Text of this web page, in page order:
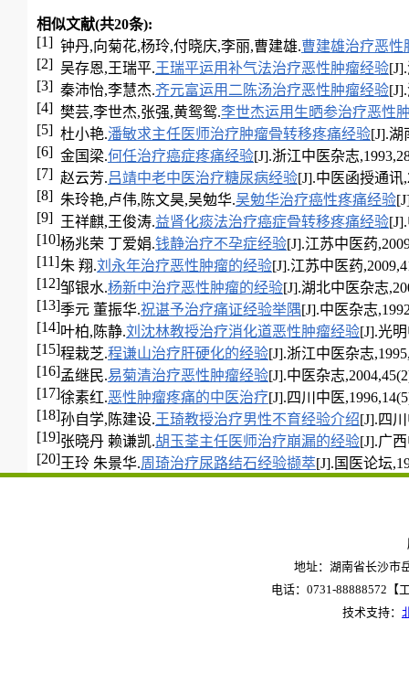
相似文献(共20条):
[1] 钟丹,向菊花,杨玲,付晓庆,李丽,曹建雄.曹建雄治疗恶性
[2] 吴存恩,王瑞平.王瑞平运用补气法治疗恶性肿瘤经验
[3] 秦沛怡,李慧杰.齐元富运用二陈汤治疗恶性肿瘤经验
[4] 樊芸,李世杰,张强,黄鸳鸳.李世杰运用生晒参治疗恶性
[5] 杜小艳.潘敏求主任医师治疗肿瘤骨转移疼痛经验[J].湖
[6] 金国梁.何任治疗癌症疼痛经验[J].浙江中医杂志
[7] 赵云芳.吕靖中老中医治疗糖尿病经验[J].中医函授通讯
[8] 朱玲艳,卢伟,陈文昊,吴勉华.吴勉华治疗癌性疼痛经验
[9] 王祥麒,王俊涛.益肾化痰法治疗癌症骨转移疼痛经验
[10]杨兆荣 丁爱娟.钱静治疗不孕症经验[J].江苏中医药
[11]朱 翔.刘永年治疗恶性肿瘤的经验[J].江苏中医药
[12]邹银水.杨新中治疗恶性肿瘤的经验[J].湖北中医杂志
[13]季元 董振华.祝谌予治疗痛证经验举隅[J].中医杂志
[14]叶柏,陈静.刘沈林教授治疗消化道恶性肿瘤经验[J].光
[15]程栽芝.程谦山治疗肝硬化的经验[J].浙江中医杂志
[16]孟继民.易菊清治疗恶性肿瘤经验[J].中医杂志
[17]徐素红.恶性肿瘤疼痛的中医治疗[J].四川中医
[18]孙自学,陈建设.王琦教授治疗男性不育经验介绍[J].四
[19]张晓丹 赖谦凯.胡玉荃主任医师治疗崩漏的经验[J].广
[20]王玲 朱景华.周琦治疗尿路结石经验撷萃[J].国医论坛
地址：湖南省长沙市
电话：0731-88888572【
技术支持：